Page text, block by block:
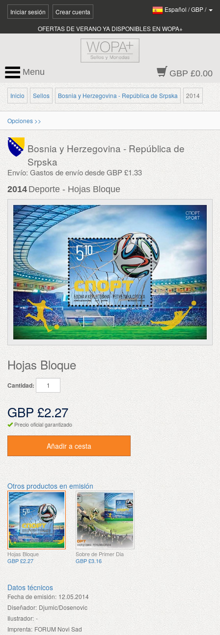
Iniciar sesión Crear cuenta Español /GBP/
OFERTAS DE VERANO YA DISPONIBLES EN WOPA+
GBP £0.00
Menu
Inicio Sellos Bosnia y Herzegovina - República de Srpska 2014
Opciones >>
Bosnia y Herzegovina - República de
Srpska
Envío: Gastos de envío desde GBP £1.33
2014 Deporte - Hojas Bloque
Hojas Bloque
Cantidad:
GBP £2.27
Precio oficial garantizado
Añadir a cesta
Otros productos en emisión
Hojas Bloque
GBP £2.27
Sobre de Primer Dia
GBP £3.16
Datos técnicos
Fecha de emisión: 12.05.2014
Diseñador: Djumic/Dosenovic
Ilustrador: -
Imprenta: FORUM Novi Sad